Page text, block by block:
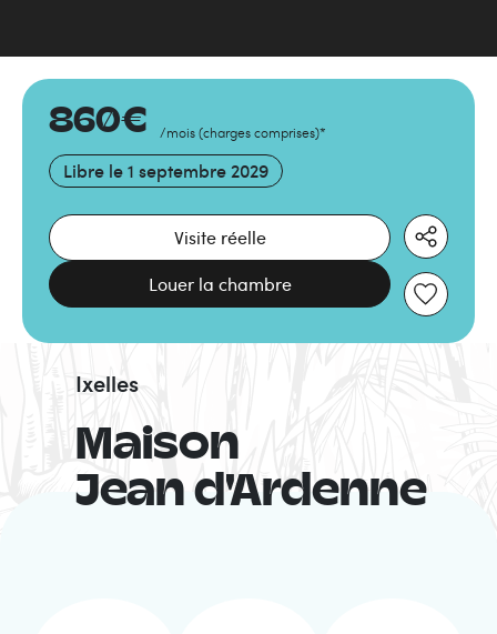
860€ /mois (charges comprises)*
Libre le 1 septembre 2029
Visite réelle
Louer la chambre
Maison
Jean d'Ardenne
Ixelles